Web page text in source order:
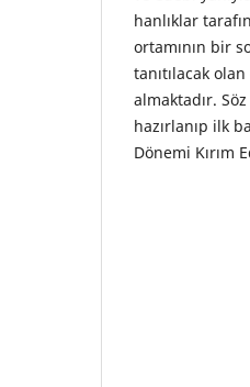
hanlıklar
ortamının bir
tanıtılacak
almaktadır.
hazırlanıp ilk
Dönemi Kırım